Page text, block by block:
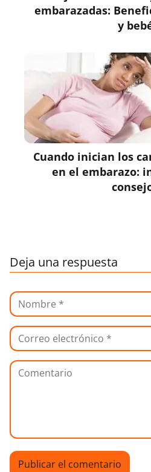
embarazadas:
y
Cuando inician los
en el embarazo:
Deja una respuesta